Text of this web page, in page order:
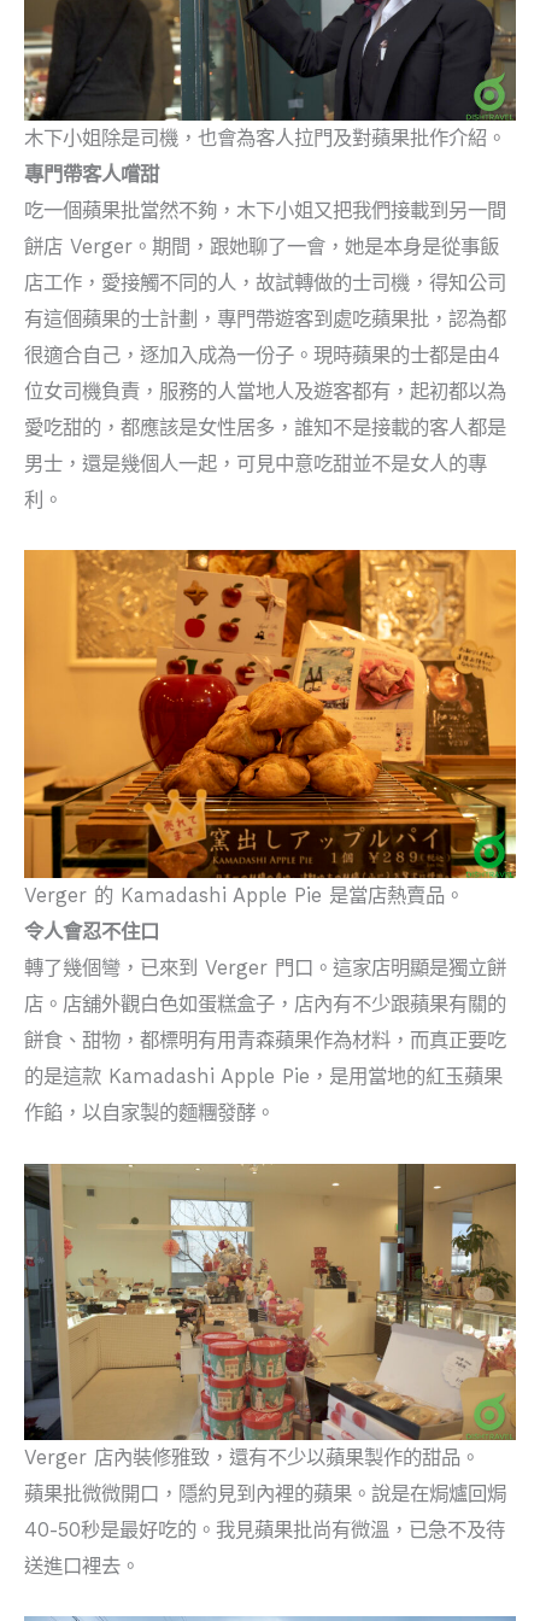
木下小姐除是司機，也會為客人拉門及對蘋果批作介紹。
專門帶客人嚐甜
吃一個蘋果批當然不夠，木下小姐又把我們接載到另一間
餅店 Verger。期間，跟她聊了一會，她是本身是從事飯
店工作，愛接觸不同的人，故試轉做的士司機，得知公司
有這個蘋果的士計劃，專門帶遊客到處吃蘋果批，認為都
很適合自己，逐加入成為一份子。現時蘋果的士都是由4
位女司機負責，服務的人當地人及遊客都有，起初都以為
愛吃甜的，都應該是女性居多，誰知不是接載的客人都是
男士，還是幾個人一起，可見中意吃甜並不是女人的專
利。
Verger 的 Kamadashi Apple Pie 是當店熱賣品。
令人會忍不住口
轉了幾個彎，已來到 Verger 門口。這家店明顯是獨立餅
店。店舖外觀白色如蛋糕盒子，店內有不少跟蘋果有關的
餅食、甜物，都標明有用青森蘋果作為材料，而真正要吃
的是這款 Kamadashi Apple Pie，是用當地的紅玉蘋果
作餡，以自家製的麵糰發酵。
Verger 店內裝修雅致，還有不少以蘋果製作的甜品。
蘋果批微微開口，隱約見到內裡的蘋果。說是在焗爐回焗
40-50秒是最好吃的。我見蘋果批尚有微溫，已急不及待
送進口裡去。